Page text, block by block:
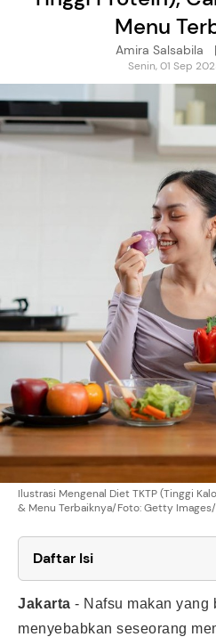
Menu
Amira Salsabila
Senin, 01 Sep
Ilustrasi Mengenal Diet TKTP (Tinggi
& Menu Terbaiknya/Foto: Getty
Daftar Isi
Jakarta - Nafsu makan yang
menyebabkan seseorang